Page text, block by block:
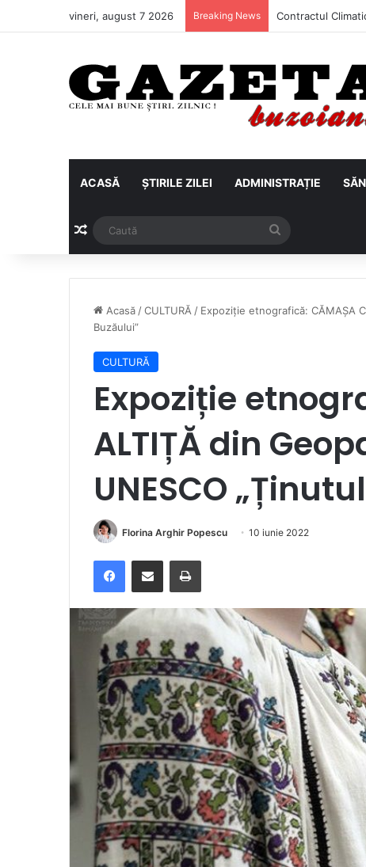
vineri, august 7 2026 Breaking News
ACASĂ ȘTIRILE ZILEI ADMINISTRAȚIE
Articol aleatoriu
Acasă /CULTURĂ / Expoziție etnografică: CĂMAȘA
Buzăului”
CULTURĂ
Expoziție
ALTIȚĂ din
UNESCO
Florina Arghir Popescu 10 iunie 2022
FacebookDistribuie prin e-mail Imprimare